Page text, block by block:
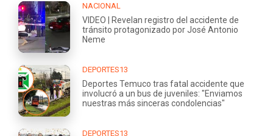
NACIONAL
VIDEO | Revelan registro del accidente de
tránsito protagonizado por José Antonio
Neme
DEPORTES13
Deportes Temuco tras fatal accidente que
involucró a un bus de juveniles: "Enviamos
nuestras más sinceras condolencias"
DEPORTES13